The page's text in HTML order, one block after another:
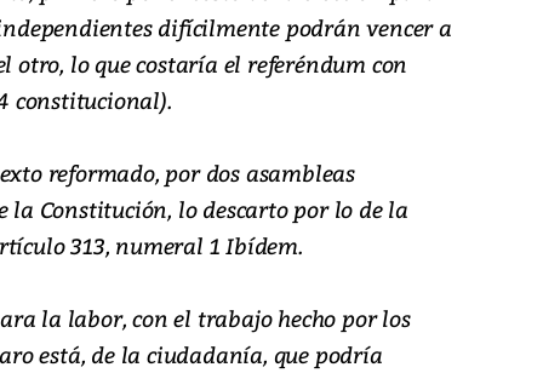
difícilmente podrán vencer a
lo que costaría el referéndum con
constitucional).
reformado, por dos asambleas
Constitución, lo descarto por lo de la
313, numeral 1 Ibídem.
la labor, con el trabajo hecho por los
está, de la ciudadanía, que podría